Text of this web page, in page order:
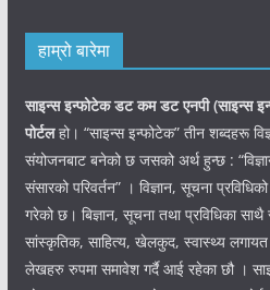
हाम्रो बारेमा
साइन्स इन्फोटेक डट कम डट एनपी (साइन्स
पोर्टलहो। “साइन्स इन्फोटेक” तीन शब्दहरू
संयोजनबाट बनेको छ जसको अर्थ हुन्छ :
संसारको परिवर्तन” । विज्ञान, सूचना
गरेको छ। बिज्ञान, सूचना तथा प्रविधिका
सांस्कृतिक, साहित्य, खेलकुद, स्वास्थ्य लगायत
लेखहरु रुपमा समावेश गर्दै आई रहेका छौ ।